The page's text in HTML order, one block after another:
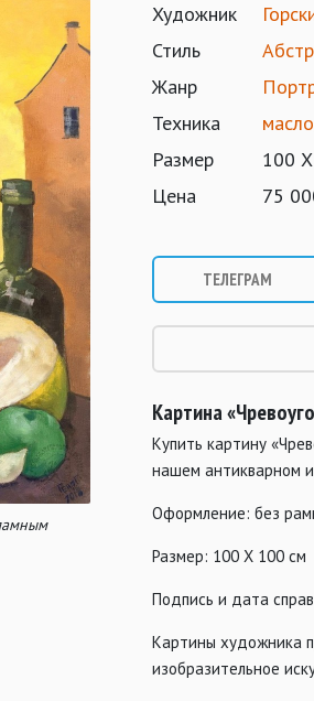
Художник
Стиль
Жанр
Техника
масло
Размер
100
Цена
75
ТЕЛЕГРАМ
Картина
Купить картину
нашем антикварном
Оформление: без
Размер: 100 Х 100 см
Подпись и дата
Картины художника
изобразительное